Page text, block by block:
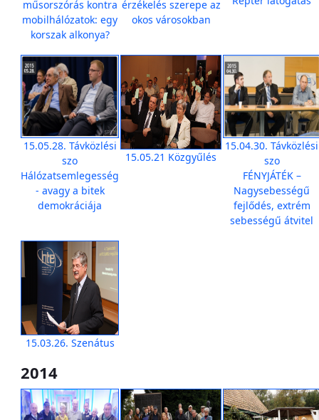
műsorszórás kontra
mobilhálózatok: egy
korszak alkonya?
érzékelés szerepe az
okos városokban
15.05.28. Távközlési
szo
Hálózatsemlegesség
- avagy a bitek
demokráciája
15.05.21 Közgyűlés
15.04.30. Távközlési
szo
FÉNYJÁTÉK –
Nagysebességű
fejlődés, extrém
sebességű átvitel
15.03.26. Szenátus
2014